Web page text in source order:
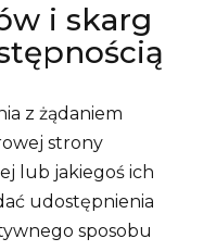
i skarg
z żądaniem
strony
lub jakiegoś ich
udostępnienia
sposobu